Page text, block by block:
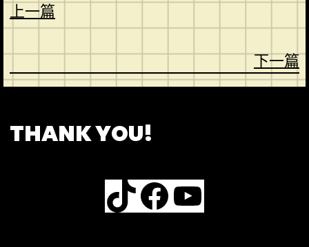
上一篇
下一篇
THANK YOU!
TikTok Facebook YouTube